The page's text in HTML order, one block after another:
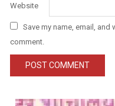
Website
Save my name, email,
comment.